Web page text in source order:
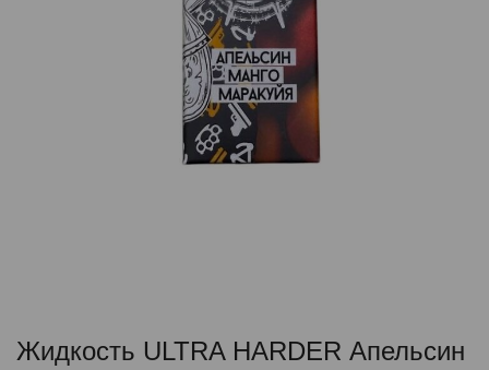
Жидкость ULTRA HARDER Апельсин